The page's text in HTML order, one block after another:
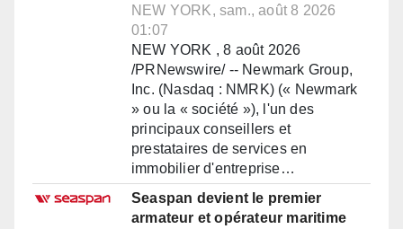
NEW YORK, sam., août 8 2026
01:07
NEW YORK , 8 août 2026
/PRNewswire/ -- Newmark Group,
Inc. (Nasdaq : NMRK) (« Newmark
» ou la « société »), l'un des
principaux conseillers et
prestataires de services en
immobilier d'entreprise…
Seaspan devient le premier
armateur et opérateur maritime